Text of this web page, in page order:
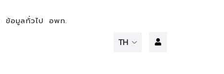
ข้อมูลทั่วไป อพท.